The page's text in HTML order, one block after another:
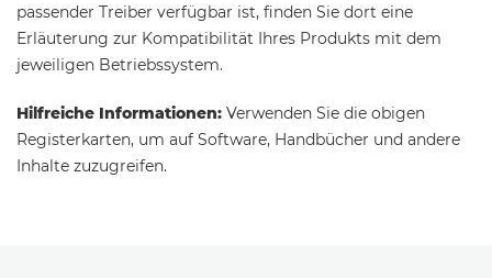
passender Treiber verfügbar ist, finden Sie dort eine
Erläuterung zur Kompatibilität Ihres Produkts mit dem
jeweiligen Betriebssystem.
Hilfreiche Informationen: Verwenden Sie die obigen
Registerkarten, um auf Software, Handbücher und andere
Inhalte zuzugreifen.